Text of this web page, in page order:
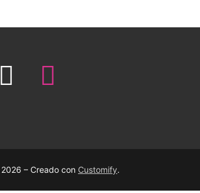
2026 – Creado con Customify.